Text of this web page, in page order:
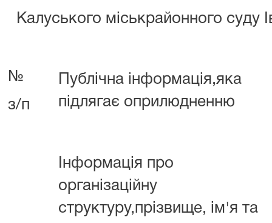
Калуського міськрайонного суду
№
з/п
Публічна інформація,яка
підлягає оприлюдненню
Інформація про
організаційну
структуру,прізвище, ім'я та